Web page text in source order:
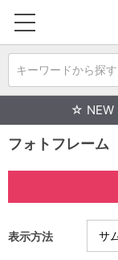
キーワードから探す
☆ NEW
フォトフレーム
表示方法